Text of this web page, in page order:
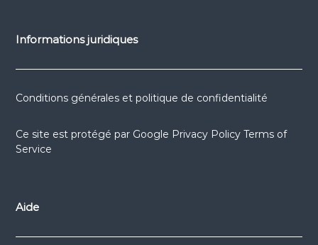
Informations juridiques
Conditions générales et politique de confidentialité
Ce site est protégé par Google Privacy Policy Terms of
Service
Aide